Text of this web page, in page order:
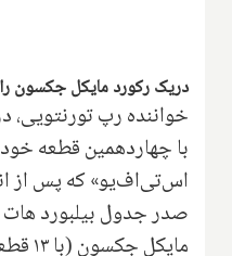
دریک رکورد مایکل جکسون
با چهاردهمین قطعه
اس‌تی‌اف‌یو» که پس از